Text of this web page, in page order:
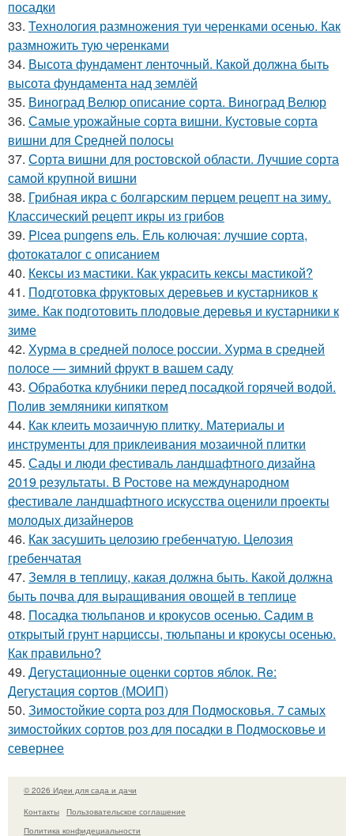
посадки
33. Технология размножения туи черенками осенью. Как
размножить тую черенками
34. Высота фундамент ленточный. Какой должна быть
высота фундамента над землёй
35. Виноград Велюр описание сорта. Виноград Велюр
36. Самые урожайные сорта вишни. Кустовые сорта
вишни для Средней полосы
37. Сорта вишни для ростовской области. Лучшие сорта
самой крупной вишни
38. Грибная икра с болгарским перцем рецепт на зиму.
Классический рецепт икры из грибов
39. Picea pungens ель. Ель колючая: лучшие сорта,
фотокаталог с описанием
40. Кексы из мастики. Как украсить кексы мастикой?
41. Подготовка фруктовых деревьев и кустарников к
зиме. Как подготовить плодовые деревья и кустарники к
зиме
42. Хурма в средней полосе россии. Хурма в средней
полосе — зимний фрукт в вашем саду
43. Обработка клубники перед посадкой горячей водой.
Полив земляники кипятком
44. Как клеить мозаичную плитку. Материалы и
инструменты для приклеивания мозаичной плитки
45. Сады и люди фестиваль ландшафтного дизайна
2019 результаты. В Ростове на международном
фестивале ландшафтного искусства оценили проекты
молодых дизайнеров
46. Как засушить целозию гребенчатую. Целозия
гребенчатая
47. Земля в теплицу, какая должна быть. Какой должна
быть почва для выращивания овощей в теплице
48. Посадка тюльпанов и крокусов осенью. Садим в
открытый грунт нарциссы, тюльпаны и крокусы осенью.
Как правильно?
49. Дегустационные оценки сортов яблок. Re:
Дегустация сортов (МОИП)
50. Зимостойкие сорта роз для Подмосковья. 7 самых
зимостойких сортов роз для посадки в Подмосковье и
севернее
© 2026 Идеи для сада и дачи
Контакты
Пользовательское соглашение
Политика конфидециальности